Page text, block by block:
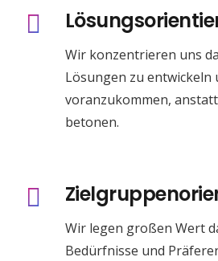
Wir konzentrieren uns
Lösungen zu entwickeln
voranzukommen,
betonen.
Wir legen großen Wert
Bedürfnisse und